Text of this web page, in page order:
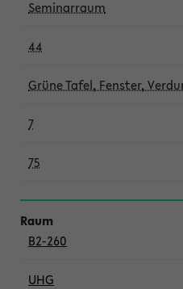
Seminarraum
44
Grüne Tafel, Fenster,
7
75
B2-260
UHG